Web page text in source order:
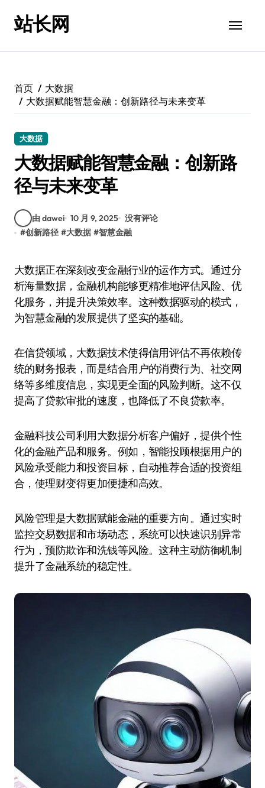
站长网
首页
大数据
大数据赋能智慧金融：创新路径与未来变革
大数据
大数据赋能智慧金融：创新路
径与未来变革
由 dawei 10 月 9, 2025 没有评论
#创新路径 #大数据 #智慧金融
大数据正在深刻改变金融行业的运作方式。通过分
析海量数据，金融机构能够更精准地评估风险、优
化服务，并提升决策效率。这种数据驱动的模式，
为智慧金融的发展提供了坚实的基础。
在信贷领域，大数据技术使得信用评估不再依赖传
统的财务报表，而是结合用户的消费行为、社交网
络等多维度信息，实现更全面的风险判断。这不仅
提高了贷款审批的速度，也降低了不良贷款率。
金融科技公司利用大数据分析客户偏好，提供个性
化的金融产品和服务。例如，智能投顾根据用户的
风险承受能力和投资目标，自动推荐合适的投资组
合，使理财变得更加便捷和高效。
风险管理是大数据赋能金融的重要方向。通过实时
监控交易数据和市场动态，系统可以快速识别异常
行为，预防欺诈和洗钱等风险。这种主动防御机制
提升了金融系统的稳定性。